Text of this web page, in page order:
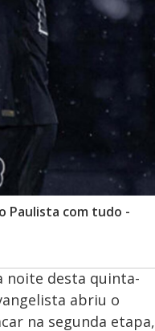
Paulista com tudo -
noite desta quinta-
abriu o
na segunda etapa,